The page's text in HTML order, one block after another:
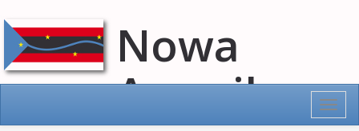
Nowa
Amerika